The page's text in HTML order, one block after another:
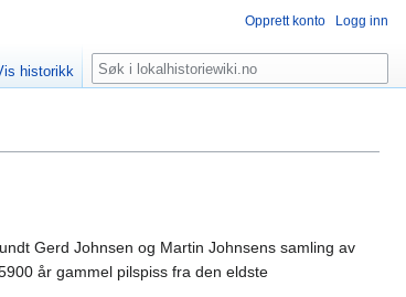
Gerd Johnsen og Martin Johnsens samling av
år gammel pilspiss fra den eldste
Opprett konto Logg inn
historikk Søk